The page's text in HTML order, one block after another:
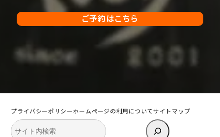
ご予約はこちら
プライバシーポリシーホームページの利用についてサイトマップ
検